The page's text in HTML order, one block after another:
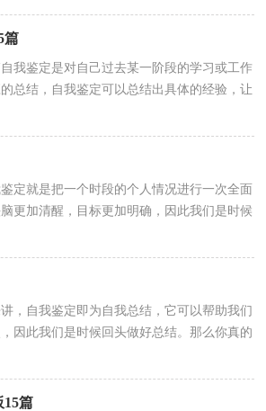
篇
我鉴定是对自己过去某一阶段的学习或工作
总结，自我鉴定可以总结出具体的经验，让
总结一下吧。自我鉴定你想...
定就是把一个时段的个人情况进行一次全面
更加清醒，目标更加明确，因此我们是时候
鉴定怎么写才不会千篇一律...
，自我鉴定即为自我总结，它可以帮助我们
因此我们是时候回头做好总结。那么你真的
下面是小编收集整理的新员工...
15篇